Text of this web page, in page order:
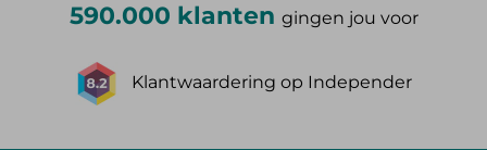
590.000 klanten gingen jou voor
Klantwaardering op Independer